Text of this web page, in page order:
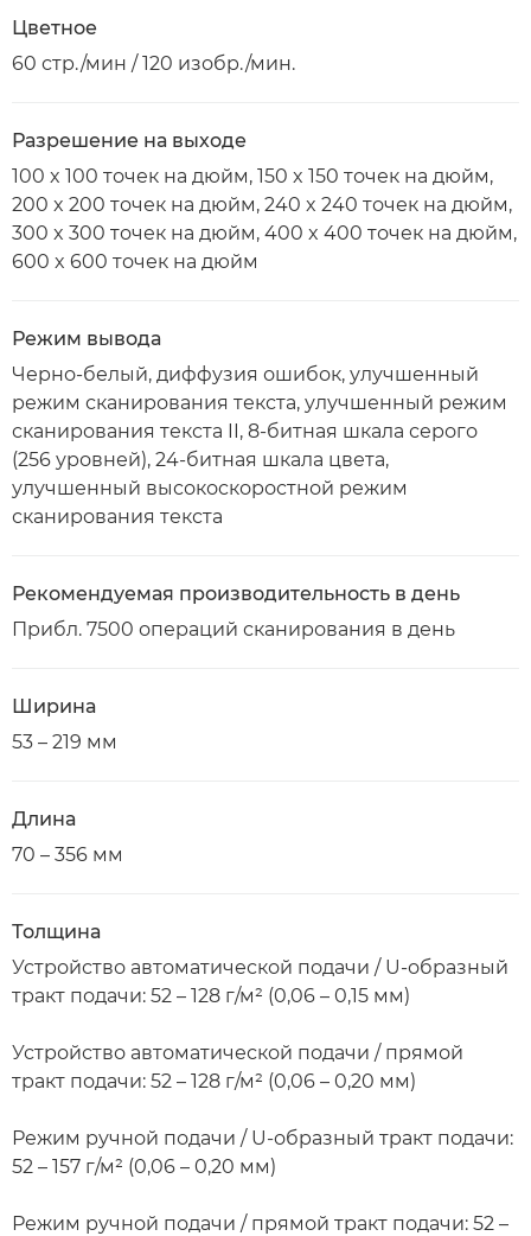
Цветное
60 стр./мин / 120 изобр./мин.
Разрешение на выходе
100 x 100 точек на дюйм, 150 x 150 точек на дюйм,
200 x 200 точек на дюйм, 240 x 240 точек на дюйм,
300 x 300 точек на дюйм, 400 x 400 точек на дюйм,
600 x 600 точек на дюйм
Режим вывода
Черно-белый, диффузия ошибок, улучшенный
режим сканирования текста, улучшенный режим
сканирования текста II, 8-битная шкала серого
(256 уровней), 24-битная шкала цвета,
улучшенный высокоскоростной режим
сканирования текста
Рекомендуемая производительность в день
Прибл. 7500 операций сканирования в день
Ширина
53 – 219 мм
Длина
70 – 356 мм
Толщина
Устройство автоматической подачи / U-образный
тракт подачи: 52 – 128 г/м² (0,06 – 0,15 мм)
Устройство автоматической подачи / прямой
тракт подачи: 52 – 128 г/м² (0,06 – 0,20 мм)
Режим ручной подачи / U-образный тракт подачи:
52 – 157 г/м² (0,06 – 0,20 мм)
Режим ручной подачи / прямой тракт подачи: 52 –